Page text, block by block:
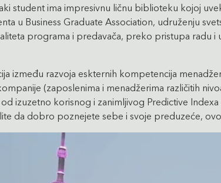
student ima impresivnu ličnu biblioteku kojoj
u Business Graduate Association, udruženju
programa i predavača, preko pristupa radu
između razvoja eskternih kompetencija
(zaposlenima i menadžerima različitih
izuzetno korisnog i zanimljivog Predictive
da dobro poznejete sebe i svoje preduzeće,